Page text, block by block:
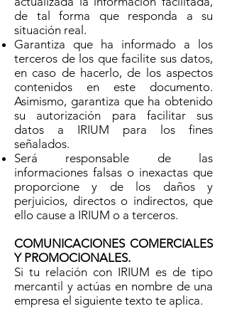
de tal forma que responda a su
situación real.
Garantiza que ha informado a los
terceros de los que facilite sus datos,
en caso de hacerlo, de los aspectos
contenidos en este documento.
Asimismo, garantiza que ha obtenido
su autorización para facilitar sus
datos a IRIUM para los fines
señalados.
Será responsable de las
informaciones falsas o inexactas que
proporcione y de los daños y
perjuicios, directos o indirectos, que
ello cause a IRIUM o a terceros.
COMUNICACIONES COMERCIALES
Y PROMOCIONALES.
Si tu relación con IRIUM es de tipo
mercantil y actúas en nombre de una
empresa el siguiente texto te aplica.